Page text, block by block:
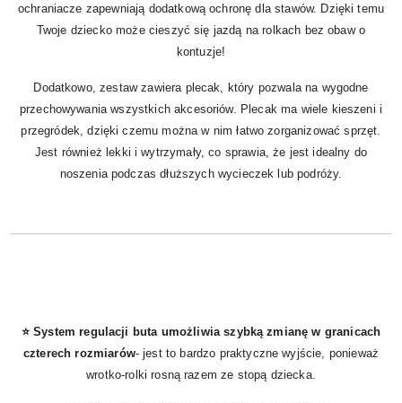
ochraniacze zapewniają dodatkową ochronę dla stawów. Dzięki temu
Twoje dziecko może cieszyć się jazdą na rolkach bez obaw o
kontuzje!
Dodatkowo, zestaw zawiera plecak, który pozwala na wygodne
przechowywania wszystkich akcesoriów. Plecak ma wiele kieszeni i
przegródek, dzięki czemu można w nim łatwo zorganizować sprzęt.
Jest również lekki i wytrzymały, co sprawia, że jest idealny do
noszenia podczas dłuższych wycieczek lub podróży.
⭐ System regulacji buta umożliwia szybką zmianę w granicach
czterech rozmiarów- jest to bardzo praktyczne wyjście, ponieważ
wrotko-rolki rosną razem ze stopą dziecka.